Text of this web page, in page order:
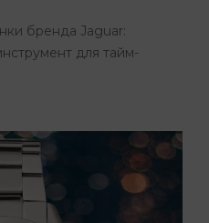
бренда Jaguar:
для тайм-